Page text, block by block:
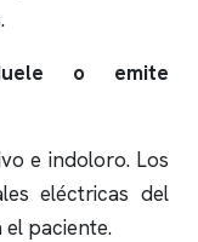
o emite
e indoloro. Los
eléctricas del
paciente.